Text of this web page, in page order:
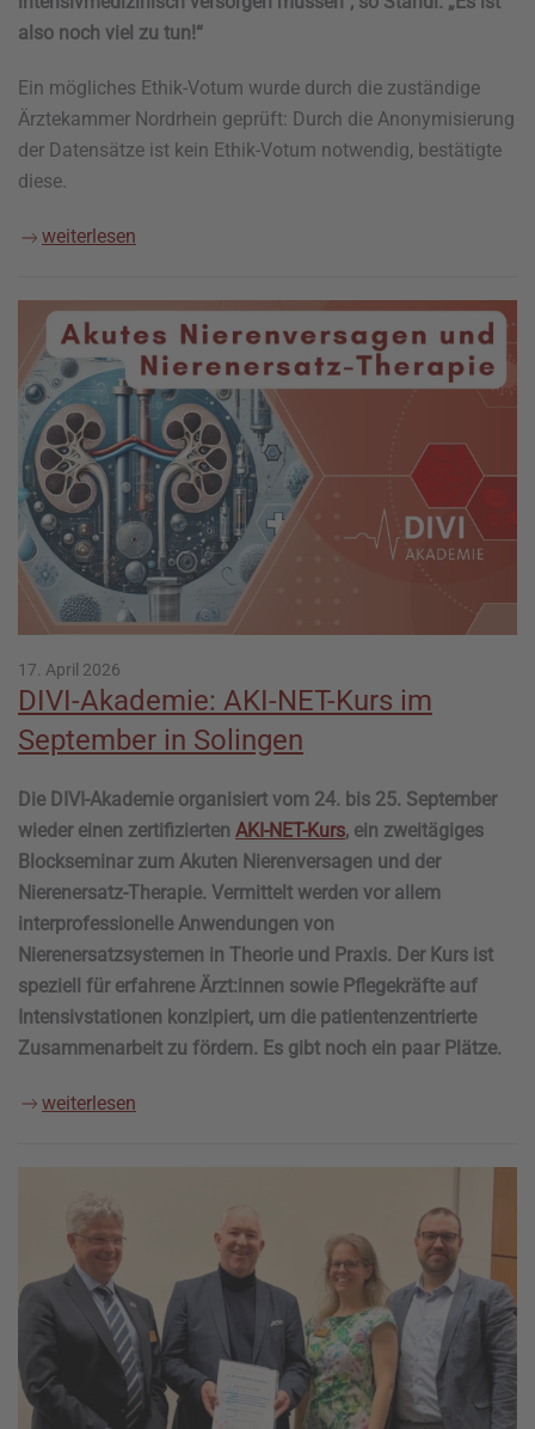
also noch viel zu tun!“
Ein mögliches Ethik-Votum wurde durch die zuständige
Ärztekammer Nordrhein geprüft: Durch die Anonymisierung
der Datensätze ist kein Ethik-Votum notwendig, bestätigte
diese.
weiterlesen
17. April 2026
DIVI-Akademie: AKI-NET-Kurs im
September in Solingen
Die DIVI-Akademie organisiert vom 24. bis 25. September
wieder einen zertifizierten AKI-NET-Kurs, ein zweitägiges
Blockseminar zum Akuten Nierenversagen und der
Nierenersatz-Therapie. Vermittelt werden vor allem
interprofessionelle Anwendungen von
Nierenersatzsystemen in Theorie und Praxis. Der Kurs ist
speziell für erfahrene Ärzt:innen sowie Pflegekräfte auf
Intensivstationen konzipiert, um die patientenzentrierte
Zusammenarbeit zu fördern. Es gibt noch ein paar Plätze.
weiterlesen